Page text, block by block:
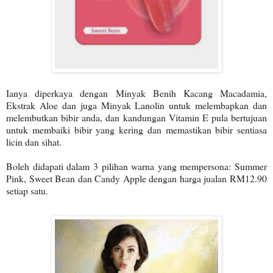
Ianya diperkaya dengan Minyak Benih Kacang Macadamia,
Ekstrak Aloe dan juga Minyak Lanolin untuk melembapkan dan
melembutkan bibir anda, dan kandungan Vitamin E pula bertujuan
untuk membaiki bibir yang kering dan memastikan bibir sentiasa
licin dan sihat.
Boleh didapati dalam 3 pilihan warna yang mempersona: Summer
Pink, Sweet Bean dan Candy Apple dengan harga jualan RM12.90
setiap satu.